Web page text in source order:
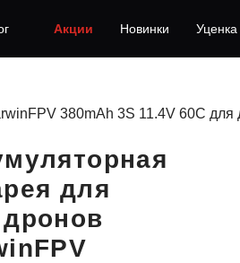
Акции Новинки Уценка
380mAh 3S 11.4V 60C
для
дронов